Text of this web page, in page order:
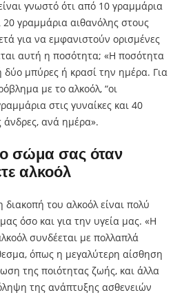
γνωστό ότι από 10 γραμμάρια
20 γραμμάρια αιθανόλης στους
για να εμφανιστούν ορισμένες
αυτή η ποσότητα; «Η ποσότητα
μπύρες ή κρασί την ημέρα. Για
με το αλκοόλ, “οι
στις γυναίκες και 40
άνδρες, ανά ημέρα».
σώμα σας όταν
αλκοόλ
του αλκοόλ είναι πολύ
όσο και για την υγεία μας. «Η
συνδέεται με πολλαπλά
όπως η μεγαλύτερη αίσθηση
της ποιότητας ζωής, και άλλα
της ανάπτυξης ασθενειών